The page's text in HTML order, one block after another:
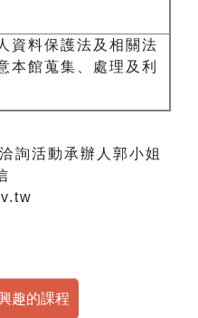
資料保護法及相關法
本館蒐集、處理及利
詢活動承辦人郭小姐
趣的課程